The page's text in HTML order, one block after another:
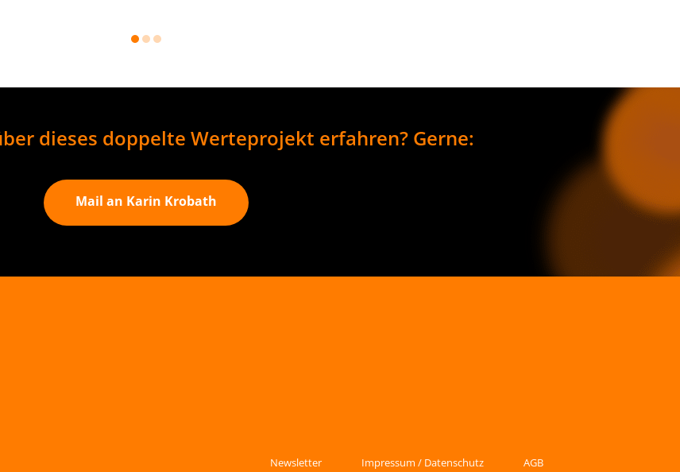
dieses doppelte Werteprojekt erfahren? Gerne:
Mail an Karin Krobath
Newsletter Impressum / Datenschutz AGB